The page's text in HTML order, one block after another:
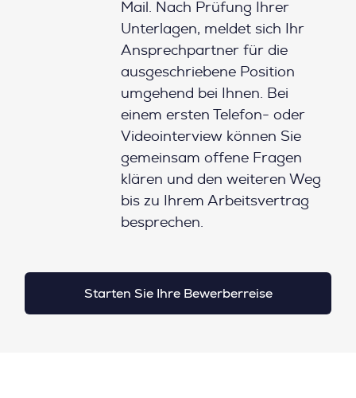
Mail. Nach Prüfung Ihrer
Unterlagen, meldet sich Ihr
Ansprechpartner für die
ausgeschriebene Position
umgehend bei Ihnen. Bei
einem ersten Telefon- oder
Videointerview können Sie
gemeinsam offene Fragen
klären und den weiteren Weg
bis zu Ihrem Arbeitsvertrag
besprechen.
Starten Sie Ihre Bewerberreise